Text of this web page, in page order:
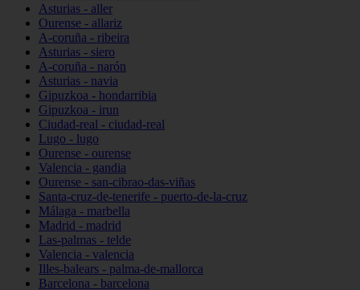
Asturias - aller
Ourense - allariz
A-coruña - ribeira
Asturias - siero
A-coruña - narón
Asturias - navia
Gipuzkoa - hondarribia
Gipuzkoa - irun
Ciudad-real - ciudad-real
Lugo - lugo
Ourense - ourense
Valencia - gandia
Ourense - san-cibrao-das-viñas
Santa-cruz-de-tenerife - puerto-de-la-cruz
Málaga - marbella
Madrid - madrid
Las-palmas - telde
Valencia - valencia
Illes-balears - palma-de-mallorca
Barcelona - barcelona